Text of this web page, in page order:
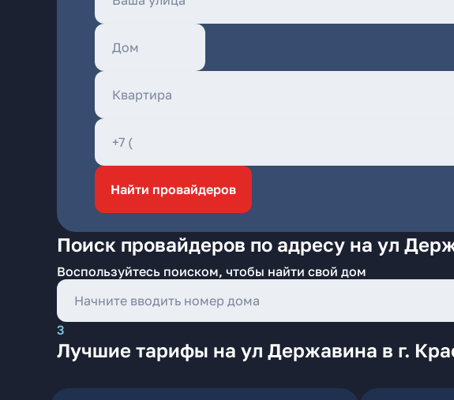
Найти провайдеров
Поиск провайдеров по адресу на ул
Воспользуйтесь поиском, чтобы найти свой дом
3
Лучшие тарифы на ул Державина в г.